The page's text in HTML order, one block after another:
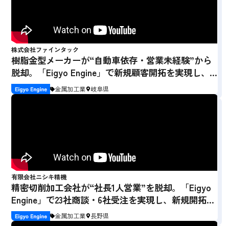
株式会社ファインタック
樹脂金型メーカーが“自動車依存・営業未経験”から
脱却。「Eigyo Engine」で新規顧客開拓を実現し、3
社受注を獲得金属加工業 岐阜県
有限会社ニシキ精機
精密切削加工会社が“社長1人営業”を脱却。「Eigyo
Engine」で23社商談・6社受注を実現し、新規開拓を
加速
金属加工業 長野県